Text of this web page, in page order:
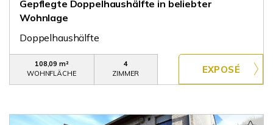
Gepflegte Doppelhaushälfte in beliebter
Wohnlage
Doppelhaushälfte
108,09 m²
WOHNFLÄCHE
4
ZIMMER